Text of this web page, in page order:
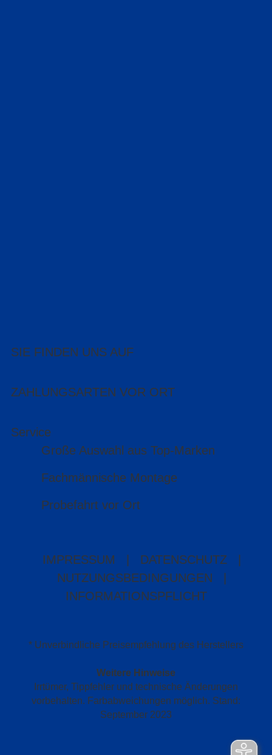
SIE FINDEN UNS AUF
ZAHLUNGSARTEN VOR ORT
Service
Große Auswahl aus Top-Marken
Fachmännische Montage
Probefahrt vor Ort
IMPRESSUM DATENSCHUTZ
NUTZUNGSBEDINGUNGEN
INFORMATIONSPFLICHT
* Unverbindliche Preisempfehlung des Herstellers
Weitere Hinweise
Irrtümer, Tippfehler und technische Änderungen
vorbehalten. Farbabweichungen möglich. Stand:
September 2023